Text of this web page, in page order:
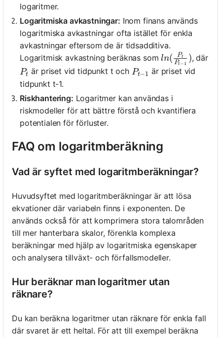
logaritmer.
Logaritmiska avkastningar: Inom finans används
logaritmiska avkastningar ofta istället för enkla
avkastningar eftersom de är tidsadditiva.
Logaritmisk avkastning beräknas somln( Pt −1
Pt ), där
P_t
Pt är priset vid tidpunkt t och P_{t-1}
Pt−1 är priset vid
tidpunkt t-1.
Riskhantering: Logaritmer kan användas i
riskmodeller för att bättre förstå och kvantifiera
potentialen för förluster.
FAQ om logaritmberäkning
Vad är syftet med logaritmberäkningar?
Huvudsyftet med logaritmberäkningar är att lösa
ekvationer där variabeln finns i exponenten. De
används också för att komprimera stora talområden
till mer hanterbara skalor, förenkla komplexa
beräkningar med hjälp av logaritmiska egenskaper
och analysera tillväxt- och förfallsmodeller.
Hur beräknar man logaritmer utan
räknare?
Du kan beräkna logaritmer utan räknare för enkla fall
där svaret är ett heltal. För att till exempel beräkna